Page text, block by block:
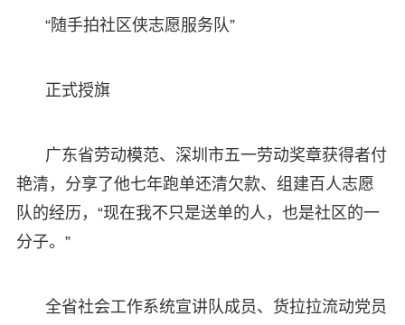
“随手拍社区侠志愿服务队”
正式授旗
广东省劳动模范、深圳市五一劳动奖章获得者付
艳清，分享了他七年跑单还清欠款、组建百人志愿
队的经历，“现在我不只是送单的人，也是社区的一
分子。”
全省社会工作系统宣讲队成员、货拉拉流动党员